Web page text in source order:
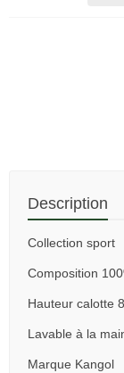
Description
Collection sport
Composition
Hauteur calotte
Lavable à la
Marque Kangol